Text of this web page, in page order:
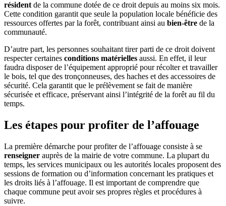
résident de la commune dotée de ce droit depuis au moins six mois.
Cette condition garantit que seule la population locale bénéficie des
ressources offertes par la forêt, contribuant ainsi au bien-être de la
communauté.
D’autre part, les personnes souhaitant tirer parti de ce droit doivent
respecter certaines conditions matérielles aussi. En effet, il leur
faudra disposer de l’équipement approprié pour récolter et travailler
le bois, tel que des tronçonneuses, des haches et des accessoires de
sécurité. Cela garantit que le prélèvement se fait de manière
sécurisée et efficace, préservant ainsi l’intégrité de la forêt au fil du
temps.
Les étapes pour profiter de l’affouage
La première démarche pour profiter de l’affouage consiste à se
renseigner auprès de la mairie de votre commune. La plupart du
temps, les services municipaux ou les autorités locales proposent des
sessions de formation ou d’information concernant les pratiques et
les droits liés à l’affouage. Il est important de comprendre que
chaque commune peut avoir ses propres règles et procédures à
suivre.